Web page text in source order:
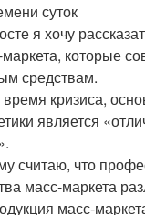
суток
я хочу
которые
средствам.
время кризиса,
является
считаю, что
масс-маркета
масс-